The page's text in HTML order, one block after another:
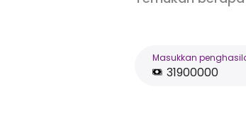
Masukkan